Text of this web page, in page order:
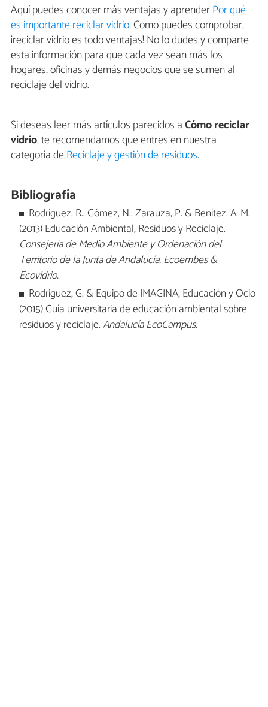
Aquí puedes conocer más ventajas y aprenderPor qué
es importante reciclar vidrio. Como puedes comprobar,
¡reciclar vidrio es todo ventajas! No lo dudes y comparte
esta información para que cada vez sean más los
hogares, oficinas y demás negocios que se sumen al
reciclaje del vidrio.
Si deseas leer más artículos parecidos aCómo reciclar
vidrio, te recomendamos que entres en nuestra
categoría deReciclaje y gestión de residuos.
Bibliografía
Rodríguez, R., Gómez, N., Zarauza, P. & Benítez, A. M.
(2013) Educación Ambiental, Residuos y Reciclaje.
Consejería de Medio Ambiente y Ordenación del
Territorio de la Junta de Andalucía, Ecoembes &
Ecovidrio.
Rodríguez, G. & Equipo de IMAGINA, Educación y Ocio
(2015) Guía universitaria de educación ambiental sobre
residuos y reciclaje.Andalucía EcoCampus.